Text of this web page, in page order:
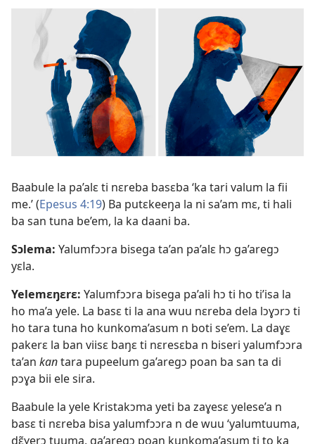
Baabule la pa’alɛ ti nɛreba basɛba ‘ka tari valum la fii
me.’ (Epesus 4:19) Ba putɛkeeŋa la ni sa’am mɛ, ti hali
ba san tuna be’em, la ka daani ba.
Sɔlema: Yalumfɔɔra bisega ta’an pa’alɛ hɔ ga’aregɔ
yɛla.
Yelemɛŋɛrɛ: Yalumfɔɔra bisega pa’ali hɔ ti ho ti’isa la
ho ma’a yele. La basɛ ti la ana wuu nɛreba dela lɔɣɔrɔ ti
ho tara tuna ho kunkoma’asum n boti se’em. La daɣɛ
pakerɛ la ban viisɛ baŋɛ ti nɛresɛba n biseri yalumfɔɔra
ta’an kantara pupeelum ga’aregɔ poan ba san ta di
pɔɣa bii ele sira.
Baabule la yele Kristakɔma yeti ba zaɣesɛ yelese’a n
basɛ ti nɛreba bisa yalumfɔɔra n de wuu ‘yalumtuuma,
dɛ̃ɣerɔ tuuma, ga’aregɔ poan kunkoma’asum ti to ka